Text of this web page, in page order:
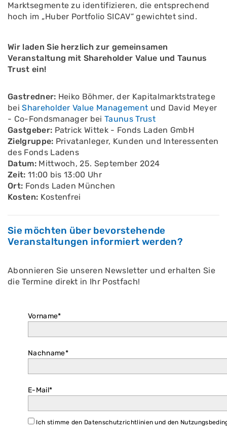
Marktsegmente zu identifizieren, die entsprechend
hoch im „Huber Portfolio SICAV“ gewichtet sind.
Wir laden Sie herzlich zur gemeinsamen
Veranstaltung mit Shareholder Value und Taunus
Trust ein!
Gastredner: Heiko Böhmer, der Kapitalmarktstratege
beiShareholder Value Management und David Meyer
- Co-Fondsmanager beiTaunus Trust
Gastgeber: Patrick Wittek - Fonds Laden GmbH
Zielgruppe: Privatanleger, Kunden und Interessenten
des Fonds Ladens
Datum:Mittwoch, 25. September 2024
Zeit: 11:00 bis 13:00 Uhr
Ort: Fonds Laden München
Kosten: Kostenfrei
Sie möchten über bevorstehende
Veranstaltungen informiert werden?
Abonnieren Sie unseren Newsletter und erhalten Sie
die Termine direkt in Ihr Postfach!
Vorname*
Nachname*
E-Mail*
Ich stimme den Datenschutzrichtlinien und den